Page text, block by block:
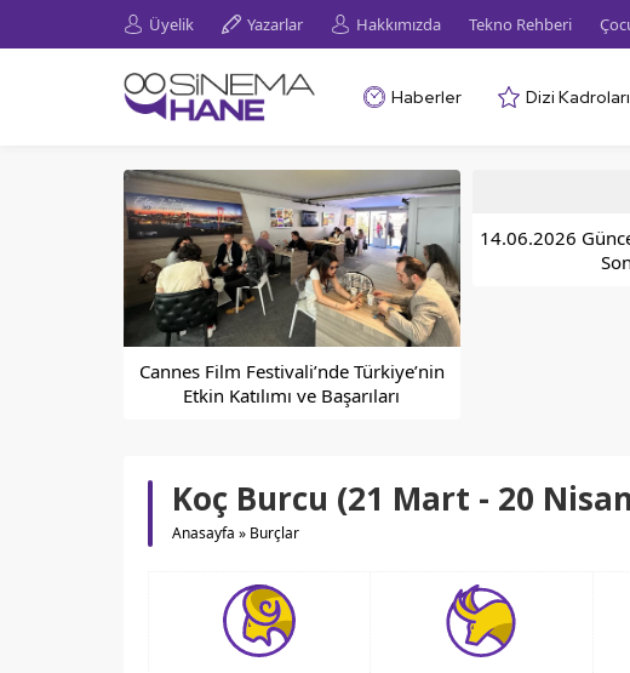
Üyelik Yazarlar Hakkımızda Tekno Rehberi
Haberler Dizi Kadroları
Cannes Film Festivali’nde Türkiye’nin
Etkin Katılımı ve Başarıları
14.06.2026
Koç Burcu (21 Mart - 20
Anasayfa » Burçlar